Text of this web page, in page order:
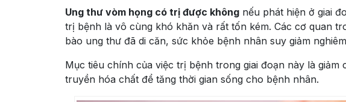
Ung thư vòm họng có trị được không nếu phát hiện ở giai
trị bệnh là vô cùng khó khăn và rất tốn kém. Các cơ quan
bào ung thư đã di căn, sức khỏe bệnh nhân suy giảm
Mục tiêu chính của việc trị bệnh trong giai đoạn này là giảm
truyền hóa chất để tăng thời gian sống cho bệnh nhân.